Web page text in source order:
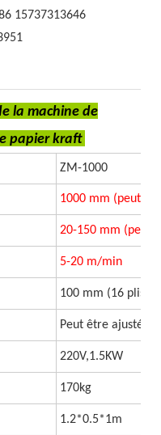
15737313646
la machine de
papier kraft
ZM-1000
1000 mm (peut
20-150 mm (peut
5-20 m/min
100 mm (16 plis)
Peut être ajusté
220V,1.5KW
170kg
1.2*0.5*1m